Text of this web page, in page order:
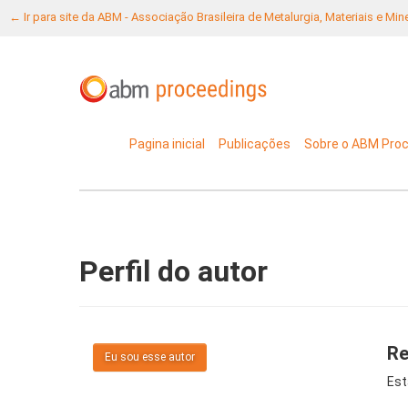
← Ir para site da ABM - Associação Brasileira de Metalurgia, Materiais e
Pagina inicial Publicações Sobre o ABM
Perfil do autor
Eu sou esse autor